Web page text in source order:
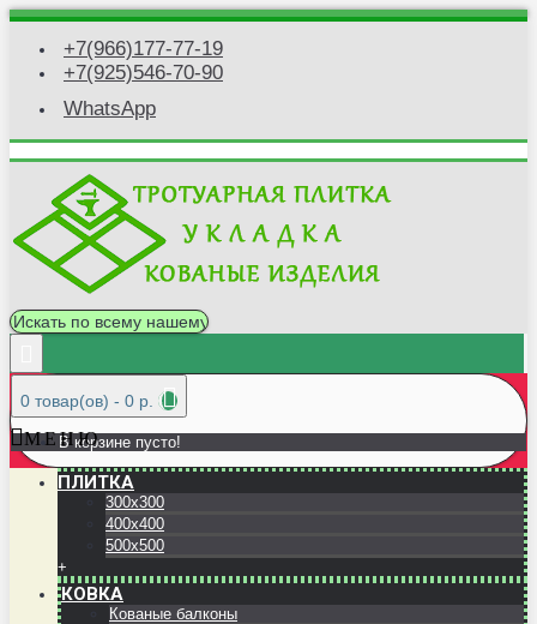
+7(966)177-77-19
+7(925)546-70-90
WhatsApp
0 товар(ов) - 0 р.
В корзине пусто!
М Е Н Ю
ПЛИТКА
300x300
400x400
500x500
+
КОВКА
Кованые балконы